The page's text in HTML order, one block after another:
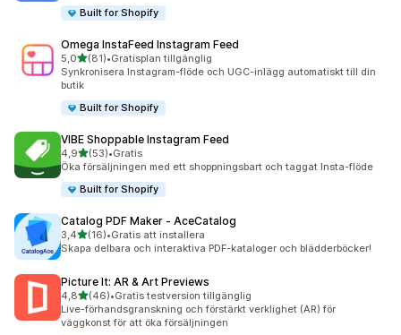
Built for Shopify
Omega InstaFeed Instagram Feed
5,0av 5 stjärnor
(81)
81 recensioner totalt
•Gratisplan tillgänglig
Synkronisera Instagram-flöde och UGC-inlägg automatiskt till din
butik
Built for Shopify
VIBE Shoppable Instagram Feed
4,9av 5 stjärnor
(53)
53 recensioner totalt
•Gratis
Öka försäljningen med ett shoppningsbart och taggat Insta-flöde
Built for Shopify
Catalog PDF Maker ‑ AceCatalog
3,4av 5 stjärnor
(16)
16 recensioner totalt
•Gratis att installera
Skapa delbara och interaktiva PDF-kataloger och blädderböcker!
Picture It: AR & Art Previews
4,8av 5 stjärnor
(46)
46 recensioner totalt
•Gratis testversion tillgänglig
Live-förhandsgranskning och förstärkt verklighet (AR) för
väggkonst för att öka försäljningen